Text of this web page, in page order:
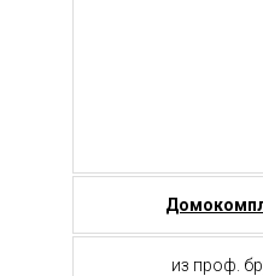
из проф.